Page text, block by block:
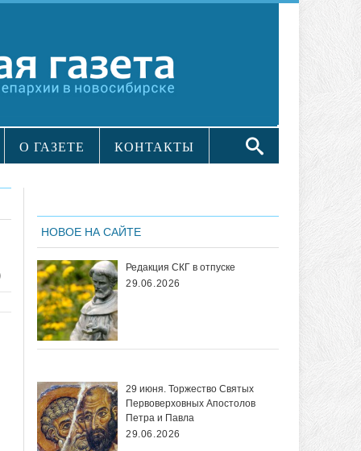
О ГАЗЕТЕ КОНТАКТЫ
НОВОЕ НА САЙТЕ
Редакция СКГ в отпуске
29.06.2026
29 июня. Торжество Святых
Первоверховных Апостолов
Петра и Павла
29.06.2026